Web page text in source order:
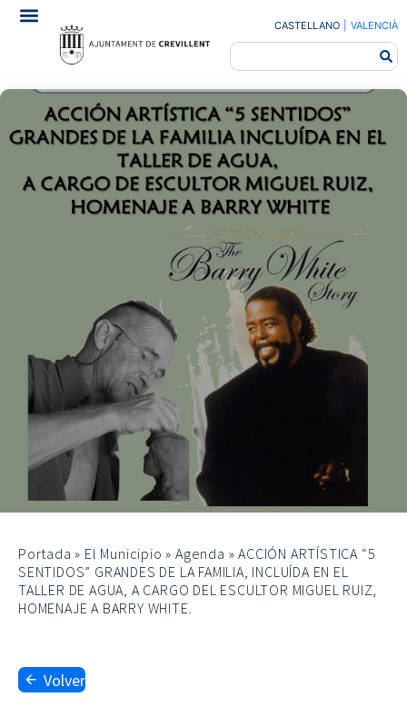
CASTELLANO VALENCIÀ
Portada » El Municipio »Agenda »ACCIÓN ARTÍSTICA “5
SENTIDOS” GRANDES DE LA FAMILIA, INCLUÍDA EN EL
TALLER DE AGUA, A CARGO DEL ESCULTOR MIGUEL RUIZ,
HOMENAJE A BARRY WHITE.
Volver